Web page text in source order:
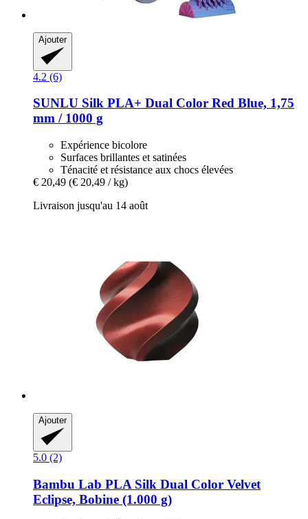
Ajouter
4.2 (6)
SUNLU Silk PLA+ Dual Color Red Blue, 1,75
mm / 1000 g
Expérience bicolore
Surfaces brillantes et satinées
Ténacité et résistance aux chocs élevées
€ 20,49 (€ 20,49 / kg)
Livraison jusqu'au 14 août
Ajouter
5.0 (2)
Bambu Lab PLA Silk Dual Color Velvet
Eclipse, Bobine (1.000 g)